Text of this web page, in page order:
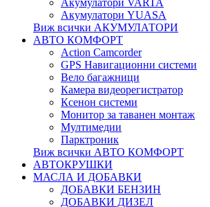
Акумулатори VARTA
Акумулатори YUASA
Виж всички АКУМУЛАТОРИ
АВТО КОМФОРТ
Action Camcorder
GPS Навигационни системи
Вело багажници
Камера видеорегистратор
Ксенон системи
Монитор за таванен монтаж
Мултимедии
Парктроник
Виж всички АВТО КОМФОРТ
АВТОКРУШКИ
МАСЛА И ДОБАВКИ
ДОБАВКИ БЕНЗИН
ДОБАВКИ ДИЗЕЛ